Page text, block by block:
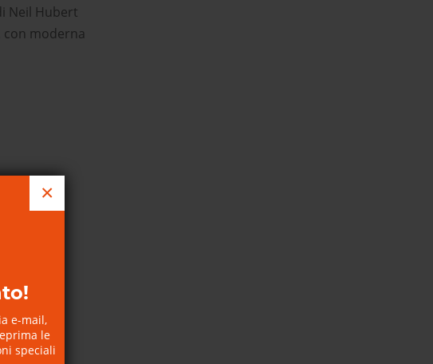
e-mail,
le
speciali
×
Neil Hubert
con moderna